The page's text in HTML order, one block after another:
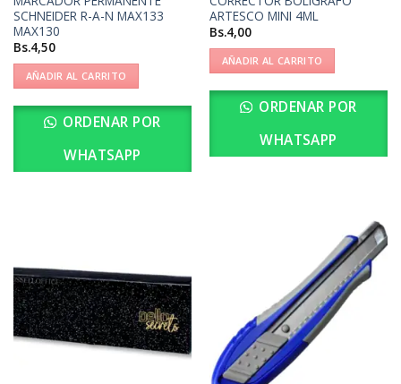
SCHNEIDER R-A-N MAX133
MAX130
Bs.4,50
AÑADIR AL CARRITO
ORDENAR POR
WHATSAPP
ARTESCO MINI 4ML
Bs.4,00
AÑADIR AL CARRITO
ORDENAR POR
WHATSAPP